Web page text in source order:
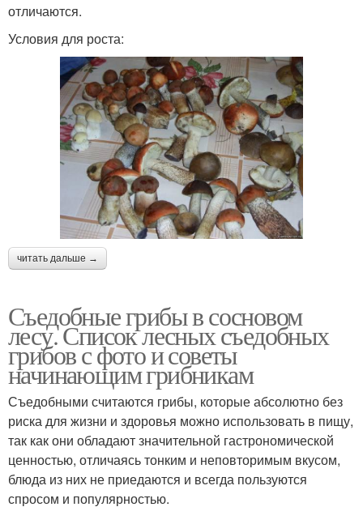
отличаются.
Условия для роста:
читать дальше →
Съедобные грибы в сосновом
лесу. Список лесных съедобных
грибов с фото и советы
начинающим грибникам
Съедобными считаются грибы, которые абсолютно без
риска для жизни и здоровья можно использовать в пищу,
так как они обладают значительной гастрономической
ценностью, отличаясь тонким и неповторимым вкусом,
блюда из них не приедаются и всегда пользуются
спросом и популярностью.